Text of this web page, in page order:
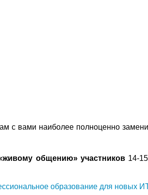
с вами наиболее полноценно
общению» участников 14-
образование для новых